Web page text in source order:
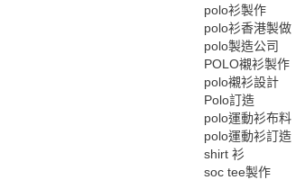
polo衫製作
polo衫香港製做
polo製造公司
POLO襯衫製作
polo襯衫設計
Polo訂造
polo運動衫布料
polo運動衫訂造
shirt 衫
soc tee製作